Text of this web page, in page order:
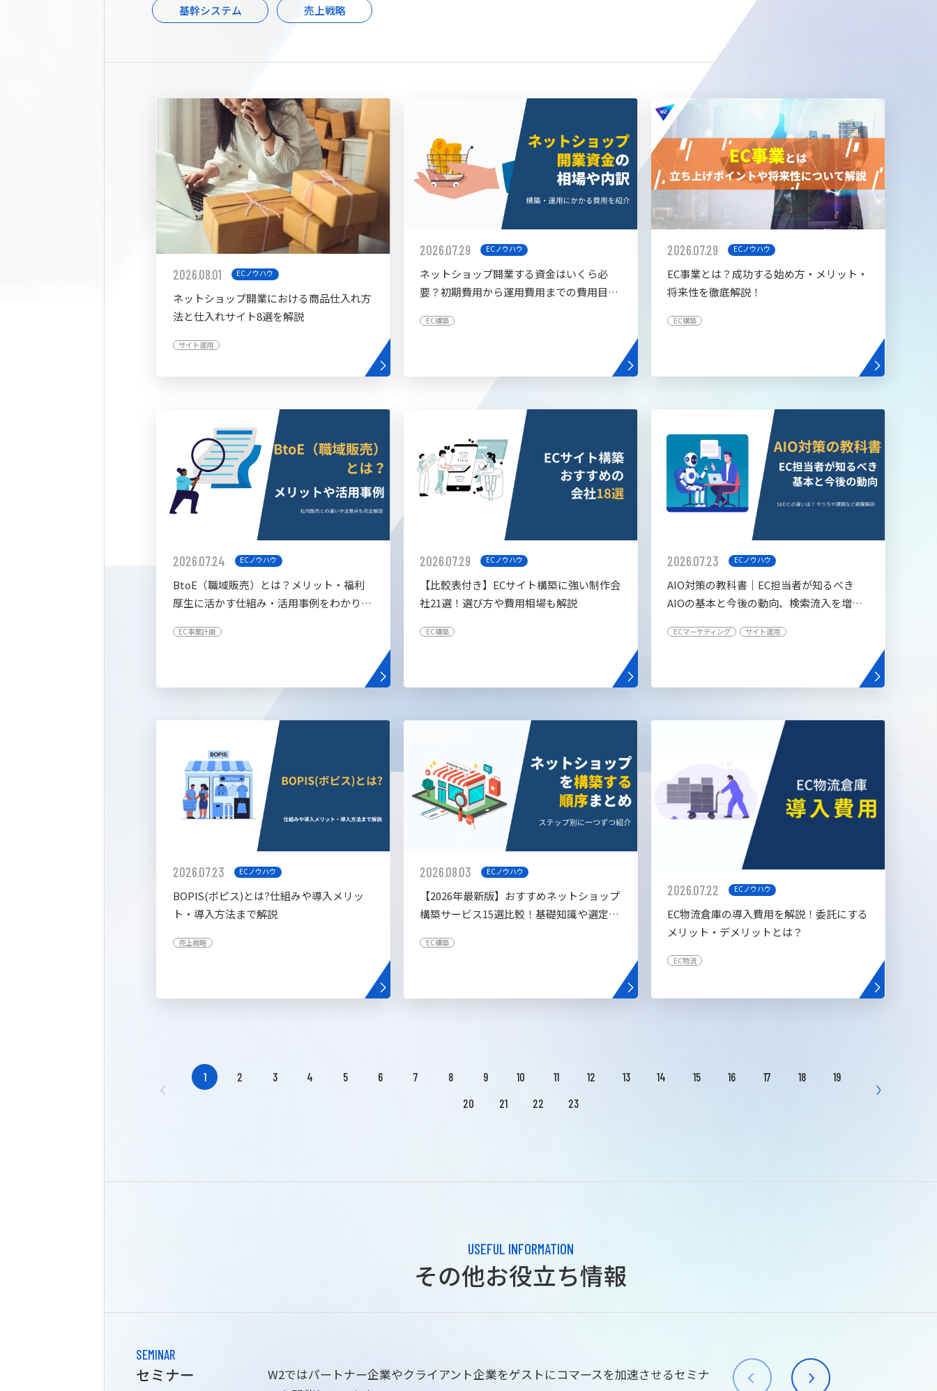
基幹システム 売上戦略
2026.08.01 ECノウハウ
ネットショップ開業における商品仕入れ方
法と仕入れサイト8選を解説
サイト運用
2026.07.29 ECノウハウ
ネットショップ開業する資金はいくら必
要？初期費用から運用費用までの費用目安
EC構築
2026.07.29 ECノウハウ
EC事業とは？成功する始め方・メリット・
将来性を徹底解説！
EC構築
2026.07.24 ECノウハウ
BtoE（職域販売）とは？メリット・福利
厚生に活かす仕組み・活用事例をわかりや
EC事業計画
2026.07.29 ECノウハウ
【比較表付き】ECサイト構築に強い制作会
社21選！選び方や費用相場も解説
EC構築
2026.07.23 ECノウハウ
AIO対策の教科書│EC担当者が知るべき
AIOの基本と今後の動向、検索流入を増や
ECマーケティング サイト運用
2026.07.23 ECノウハウ
BOPIS(ボピス)とは?仕組みや導入メリッ
ト・導入方法まで解説
売上戦略
2026.08.03 ECノウハウ
【2026年最新版】おすすめネットショップ
構築サービス15選比較！基礎知識や選定基
EC構築
2026.07.22 ECノウハウ
EC物流倉庫の導入費用を解説！委託にする
メリット・デメリットとは？
EC物流
1 2 3 4 5 6 7 8 9 10 11 12 13 14 15 16 17 18
19
20
21 22 23
USEFUL INFORMATION
その他お役立ち情報
SEMINAR
セミナー
W2ではパートナー企業やクライアント企業をゲストにコマースを加速させるセミナ